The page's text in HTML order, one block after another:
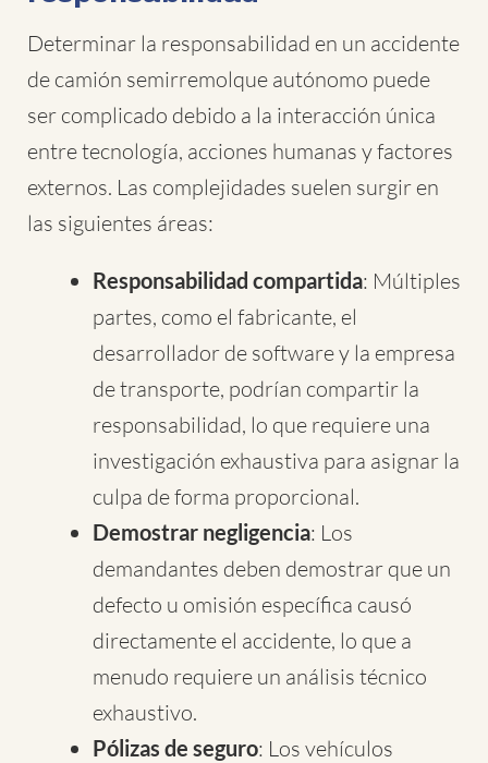
Determinar la responsabilidad en un accidente
de camión semirremolque autónomo puede
ser complicado debido a la interacción única
entre tecnología, acciones humanas y factores
externos. Las complejidades suelen surgir en
las siguientes áreas:
Responsabilidad compartida: Múltiples
partes, como el fabricante, el
desarrollador de software y la empresa
de transporte, podrían compartir la
responsabilidad, lo que requiere una
investigación exhaustiva para asignar la
culpa de forma proporcional.
Demostrar negligencia: Los
demandantes deben demostrar que un
defecto u omisión específica causó
directamente el accidente, lo que a
menudo requiere un análisis técnico
exhaustivo.
Pólizas de seguro: Los vehículos